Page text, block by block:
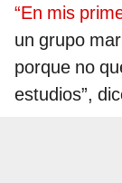
“En mis
un grupo
porque no
estudios”,